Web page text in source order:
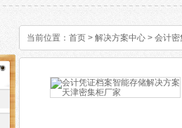
当前位置： 首页 > 解决方案中心 > 会计密